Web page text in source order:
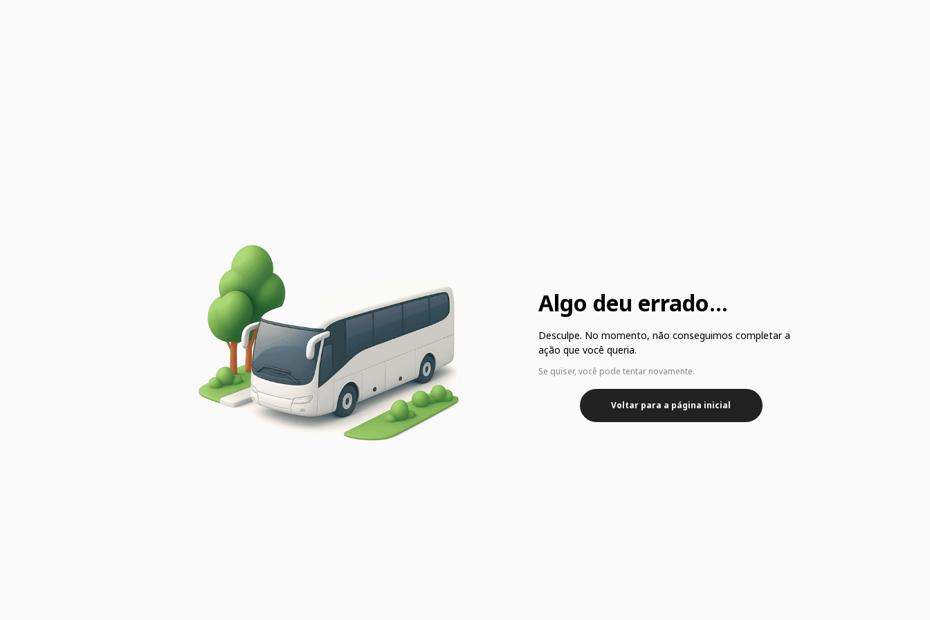
Algo deu errado...
Desculpe. No momento, não conseguimos completar a
ação que você queria.
Se quiser, você pode tentar novamente.
Voltar para a página inicial